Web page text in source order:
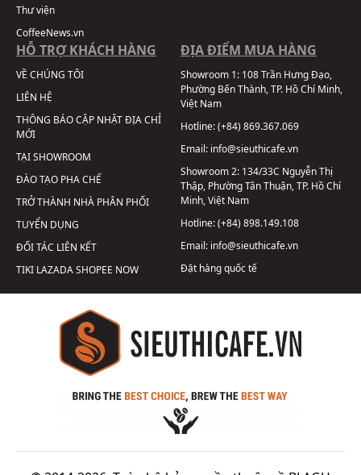
Thư viện
CoffeeNews.vn
HỖ TRỢ KHÁCH HÀNG
VỀ CHÚNG TÔI
LIÊN HỆ
THÔNG BÁO CẬP NHẬT ĐỊA CHỈ
MỚI
TẠI SHOWROOM
ĐÀO TẠO PHA CHẾ
TRỞ THÀNH NHÀ PHÂN PHỐI
TUYỂN DỤNG
ĐỐI TÁC LIÊN KẾT
TIKI LAZADASHOPEE NOW
ĐỊA ĐIỂM MUA HÀNG
Showroom 1: 108 Trần Hưng Đạo,
Phường Bến Thành, TP. Hồ Chí Minh,
Việt Nam
Hotline:(+84) 869.367.069
Email: info@sieuthicafe.vn
Showroom 2: 134/33C Nguyễn Thị
Thập, Phường Tân Thuận, TP. Hồ Chí
Minh, Việt Nam
Hotline:(+84) 898.149.108
Email: info@sieuthicafe.vn
Đặt hàng quốc tế